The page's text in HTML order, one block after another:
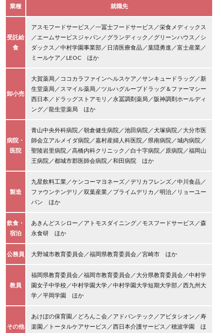
業種 就職先
受託給
食
アスモフードサービス／一冨士フードサービス／栄食メディックス
／エームサービスジャパン／グランディック／グリーンハウス／シ
ダックス／中村学園事業部／日清医療食品／葉隠勇進／富士産業／
ミールケア／LEOC ほか
卸小売
大賀薬局／ココカラファインヘルスケア／サンキュードラッグ／新
生堂薬局／スマイル薬局／ツルハグループドラッグ＆ファーマシー
西日本／ドラッグストアモリ／永冨調剤薬局／阪神調剤ホールディ
ング／龍生堂薬局 ほか
病院・
医院
青山中央外科病院／朝倉健生病院／池田病院／犬塚病院／大分市医
師会立アルメイダ病院／嘉村産婦人科医院／県南病院／城内病院／
聖陵岩里病院／高橋内科クリニック／白十字病院／原病院／福岡山
王病院／都城市郡医師会病院／和田病院 ほか
製造
九星飲料工業／ケンコーマヨネーズ／デリカフレンズ／中川食品／
ファウンテンデリ／双葉産業／プライムデリカ／明治／リョーユー
パン ほか
飲食・
宿泊
あきんどスシロー／アトモスダイニング／モスフードサービス／森
永食研 ほか
公務員 大野城市教育委員会／福岡県教育委員会／宮崎市 ほか
教員
福岡県教育委員会／福岡市教育委員会／大分県教育委員会／中村学
園女子中学校／中村学園大学／中村学園大学短期大学部／西九州大
学／平岡学園 ほか
その他
あけぼの保育園／どろんこ会／アドバンテック／アビタシオン／寿
楽園／トータルケアサービス／西日本介護サービス／穂波学園 ほ